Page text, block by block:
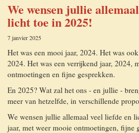
We wensen jullie
licht toe in 2025!
7 janvier 2025
Het was een mooi jaar, 2024. Het was
2024. Het was een verrijkend jaar, 2024,
ontmoetingen en fijne gesprekken.
En 2025? Wat zal het ons - en jullie -
meer van hetzelfde, in verschillende
We wensen jullie allemaal veel liefde en
jaar, met weer mooie ontmoetingen, fijne